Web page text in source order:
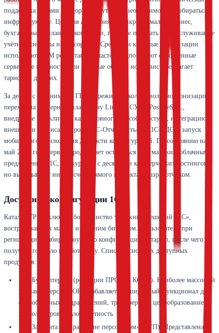
поддержка силами вендора и отсутствие необходимости разбираться в
инфраструктуре. Целевая аудитория — микро- и малый бизнес,
бухгалтеры-фрилансер, компании, готовые передать ИТ-обслуживание
учётной системы на аутсорсинг. Средние и крупные организации
используют ГРМ реже, так как часто предпочитают собственные
серверные мощности или частные облака, но сервис предлагает
тарифы и для них.
За десять с лишним лет ГРМ пережил несколько волн модернизации:
переход на серверную платформу Linux и СУБД PostgreSQL,
внедрение веб-клиента как основного способа доступа, интеграцию с
внешними сервисами вроде «1С-Отчетность» и «1С-ЭДО», запуск
мобильного приложения для части конфигураций. По состоянию на
май 2026 года сервис продолжает оставаться флагманским облачным
предложением 1С, конкурируя с десятками коммерческих хостингов,
но выигрывая у них за счёт прямого контакта с разработчиком.
Доступные конфигурации 1С
Каталог ГРМ включает большинство тиражных решений «1С»,
востребованных малым и средним бизнесом. Пользователь при
регистрации выбирает нужную конфигурацию и тариф, после чего
получает готовую к работе базу. Список основных доступных
продуктов:
«1С:Бухгалтерия» (редакции ПРОФ и КОРП). Наиболее массовый
вариант. Версия КОРП добавляет расширенный функционал для
обособленных подразделений, трансфертное ценообразование,
консолидированную отчётность.
«1С:Зарплата и управление персоналом» (ЗУП). Представлена